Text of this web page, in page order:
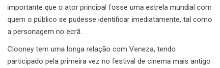
importante que o ator principal fosse uma estrela mundial com
quem o público se pudesse identificar imediatamente, tal como
a personagem no ecrã.
Clooney tem uma longa relação com Veneza, tendo
participado pela primeira vez no festival de cinema mais antigo